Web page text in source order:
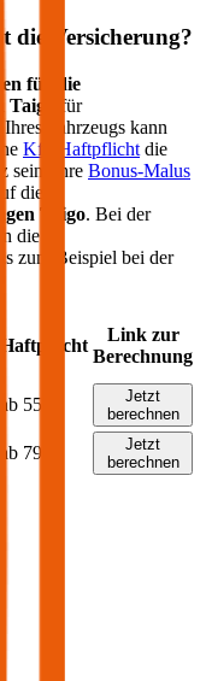
die Versicherung?
für die
Taigo
für
Fahrzeugs kann
Kfz-Haftpflicht die
sein. Ihre Bonus-Malus
die
Taigo. Bei der
die
zum Beispiel bei der
Haftpflicht
Link zur
Berechnung
ab 55 €
Jetzt
berechnen
ab 79 €
Jetzt
berechnen